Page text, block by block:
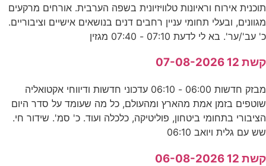
תוכנית אירוח וראיונות טלוויזיונית בשפה הערבית. אורחים מרקעים
מגוונים, ובעלי תחומי עניין רחבים דנים בנושאים אישיים וציבוריים.
כ' עב'/ער'. בא לי לדעת 07:10 - 07:40 מגזין
קשת 12 07-08-2026
מבזק חדשות 06:00 - 06:10 עדכוני חדשות ודיווחי אקטואליה
שוטפים בזמן אמת מהארץ ומהעולם, כל מה שעומד על סדר היום
הציבורי בתחומי ביטחון, פוליטיקה, כלכלה ועוד. כ' סמ'. שידור חי.
שש עם גלית ויואב 06:10
קשת 12 06-08-2026